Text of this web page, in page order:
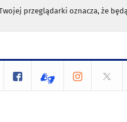
przeglądarki oznacza, że